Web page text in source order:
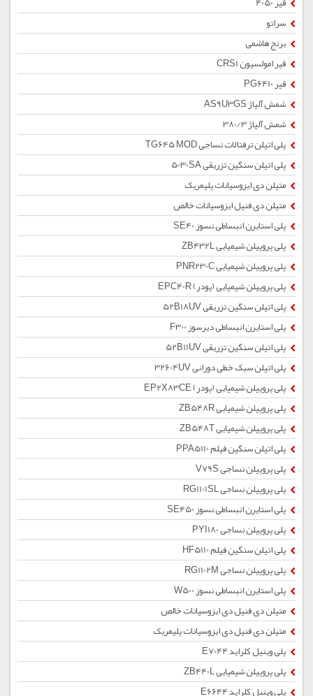
سراتو
برنج هاشمی
قیر امولسیون CRS1
قیر PG6410
شمش آلیاژ AS9U3GS
شمش آلیاژ 380/3
پلی اتیلن ترفتالات نساجی TG645 MOD
پلی اتیلن سنگین تزریقی 5030SA
متیلن دی ایزوسیانات پلیمریک
متیلن دی فنیل ایزوسیانات خالص
پلی استایرن انبساطی نسوز SE40
پلی پروپیلن شیمیایی ZB432L
پلی پروپیلن شیمیایی PNR230C
پلی پروپیلن شیمیایی (پودر) EPC40R
پلی اتیلن سنگین تزریقی 52B18UV
پلی استایرن انبساطی دیرسوز F300
پلی اتیلن سنگین تزریقی 52B11UV
پلی اتیلن سبک خطی دورانی 32604UV
پلی پروپیلن شیمیایی (پودر) EP2X83CE
پلی پروپیلن شیمیایی ZB548R
پلی پروپیلن شیمیایی ZB548T
پلی اتیلن سنگین فیلم PPA5110
پلی پروپیلن نساجی V79S
پلی پروپیلن نساجی RG1101SL
پلی استایرن انبساطی نسوز SE450
پلی پروپیلن نساجی PYI180
پلی اتیلن سنگین فیلم HF5110
پلی پروپیلن نساجی RG1102M
پلی استایرن انبساطی نسوز W500
متیلن دی فنیل دی ایزوسیانات خالص
متیلن دی فنیل دی ایزوسیانات پلیمریک
پلی وینیل کلراید E7044
پلی پروپیلن شیمیایی ZB440L
پلی وینیل کلراید E6644